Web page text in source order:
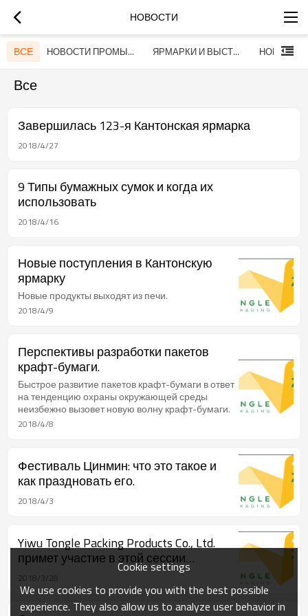
НОВОСТИ
ВСЕ НОВОСТИ ПРОМЫШЛЕННОСТИ ЯРМАРКИ И ВЫСТАВКИ НОВОСТИ
Все
Завершилась 123-я Кантонская ярмарка
2018/4/27
9 Типы бумажных сумок и когда их
использовать
2018/4/16
Новые поступления в Кантонскую
ярмарку
Новые продукты выходят из печи.
2018/4/9
Перспективы разработки пакетов
крафт-бумаги.
Быстрое развитие пакетов крафт-бумаги в ответ
на тенденцию охраны окружающей среды
неизбежно вызовет новую волну крафт-бумаги.
2018/4/8
Фестиваль Цинмин: что это такое и
как праздновать его.
2018/4/3
Yiwu Tongle Packing Products Co., Ltd.
примет участие в этой сессии
Кантонской ярмарки.
2018/3/28
Cookie settings
We use cookies to provide you with the best possible
experience. They also allow us to analyze user behavior in